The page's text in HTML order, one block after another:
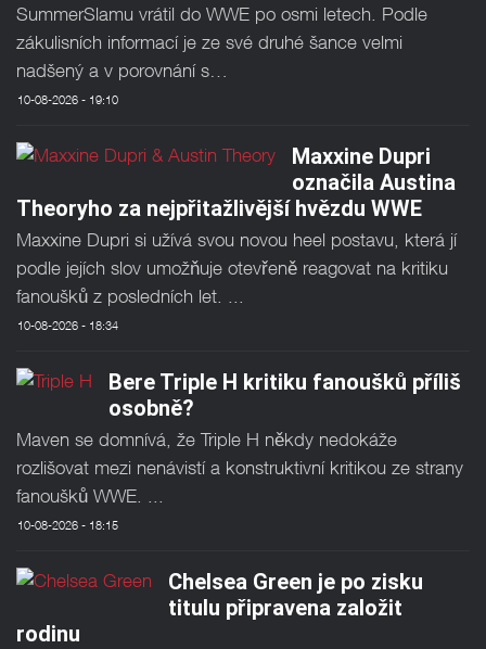
SummerSlamu vrátil do WWE po osmi letech. Podle
zákulisních informací je ze své druhé šance velmi
nadšený a v porovnání s…
10-08-2026 - 19:10
Maxxine Dupri
označila Austina
Theoryho za nejpřitažlivější hvězdu WWE
Maxxine Dupri si užívá svou novou heel postavu, která jí
podle jejích slov umožňuje otevřeně reagovat na kritiku
fanoušků z posledních let. ...
10-08-2026 - 18:34
Bere Triple H kritiku fanoušků příliš
osobně?
Maven se domnívá, že Triple H někdy nedokáže
rozlišovat mezi nenávistí a konstruktivní kritikou ze strany
fanoušků WWE. ...
10-08-2026 - 18:15
Chelsea Green je po zisku
titulu připravena založit
rodinu